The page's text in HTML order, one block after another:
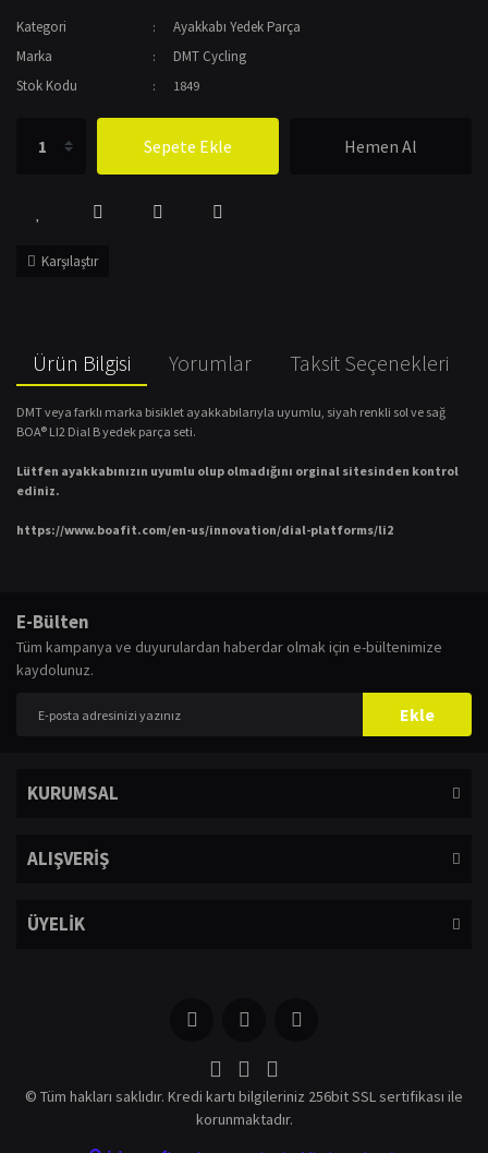
Kategori
Ayakkabı Yedek Parça
Marka
DMT Cycling
Stok Kodu
1849
Sepete Ekle Hemen Al
Karşılaştır
Ürün Bilgisi Yorumlar Taksit Seçenekleri
DMT veya farklı marka bisiklet ayakkabılarıyla uyumlu, siyah renkli sol ve sağ
BOA® LI2 Dial B yedek parça seti.
Lütfen ayakkabınızın uyumlu olup olmadığını orginal sitesinden kontrol
ediniz.
https://www.boafit.com/en-us/innovation/dial-platforms/li2
iletebilirsiniz.
Görüş ve önerileriniz için teşekkür ederiz.
Ürün fiyatı diğer sitelerden daha pahalı.
E-Bülten
Tüm kampanya ve duyurulardan haberdar olmak için e-bültenimize
kaydolunuz.
Ekle
KURUMSAL
ALIŞVERİŞ
ÜYELİK
© Tüm hakları saklıdır. Kredi kartı bilgileriniz 256bit SSL sertifikası ile
korunmaktadır.